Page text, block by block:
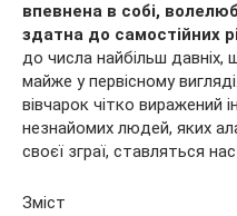
впевнена в собі,
здатна до самостійних
до числа найбільш
майже у первісному
вівчарок чітко виражений
незнайомих людей, яких
своєї зграї, ставляться
Зміст